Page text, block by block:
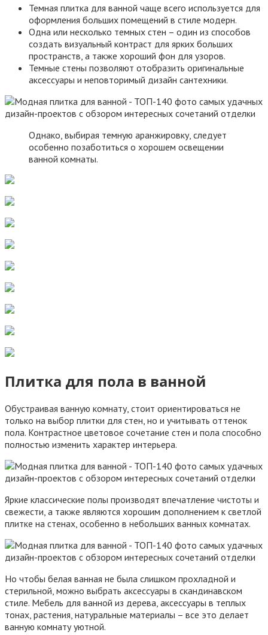
Темная плитка для ванной чаще всего используется для
оформления больших помещений в стиле модерн.
Одна или несколько темных стен – один из способов
создать визуальный контраст для ярких больших
пространств, а также хороший фон для узоров.
Темные стены позволяют отобразить оригинальные
аксессуары и неповторимый дизайн сантехники.
Однако, выбирая темную аранжировку, следует
особенно позаботиться о хорошем освещении
ванной комнаты.
Плитка для пола в ванной
Обустраивая ванную комнату, стоит ориентироваться не
только на выбор плитки для стен, но и учитывать оттенок
пола. Контрастное цветовое сочетание стен и пола способно
полностью изменить характер интерьера.
Яркие классические полы производят впечатление чистоты и
свежести, а также являются хорошим дополнением к светлой
плитке на стенах, особенно в небольших ванных комнатах.
Но чтобы белая ванная не была слишком прохладной и
стерильной, можно выбрать аксессуары в скандинавском
стиле. Мебель для ванной из дерева, аксессуары в теплых
тонах, растения, натуральные материалы – все это делает
ванную комнату уютной.